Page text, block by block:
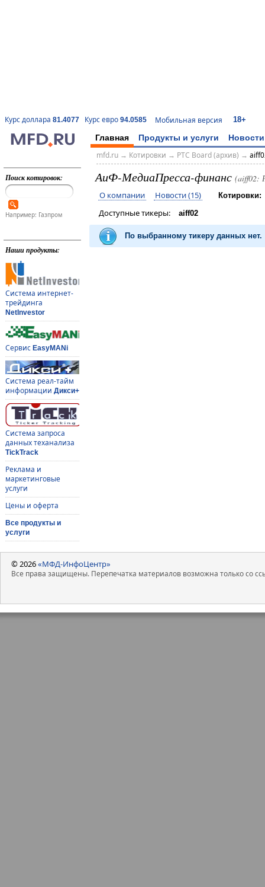
Курс доллара 81.4077 Курс евро 94.0585 Мобильная версия 18+
Главная Продукты и услуги Новости
Поиск котировок:
Например: Газпром
Наши продукты:
Система интернет-
трейдинга
NetInvestor
Сервис EasyMANi
Система реал-тайм
информации Дикси+
Система запроса
данных теханализа
TickTrack
Реклама и
маркетинговые
услуги
Цены и оферта
Все продукты и
услуги
mfd.ru→ Котировки → РТС Board (архив) →
АиФ-МедиаПресса-финанс (aiff02:
О компании Новости (15) Котировки:
Доступные тикеры: aiff02
По выбранному тикеру данных нет.
© 2026«МФД-ИнфоЦентр»
Все права защищены. Перепечатка материалов возможна только со